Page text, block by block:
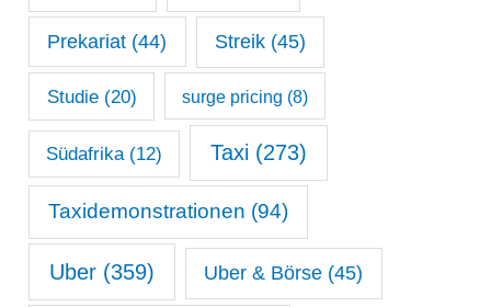
Prekariat (44) Streik(45)
Studie(20) surge pricing (8)
Südafrika(12) Taxi (273)
Taxidemonstrationen (94)
Uber (359) Uber & Börse (45)